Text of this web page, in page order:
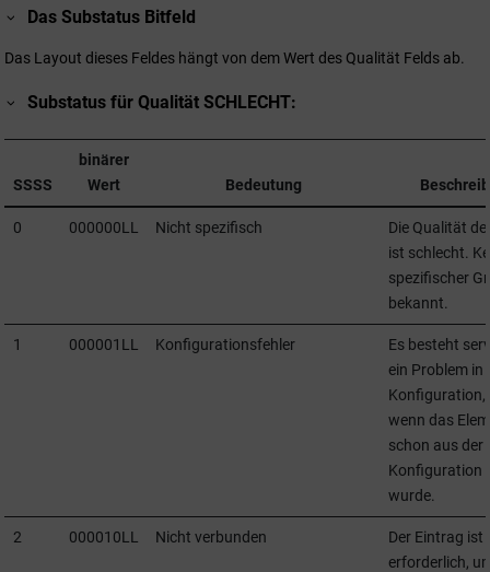
Das Substatus Bitfeld
Das Layout dieses Feldes hängt von dem Wert des Qualität Felds ab.
Substatus für Qualität SCHLECHT:
SSSS
binärer
Wert
Bedeutung
0 000000LL Nicht spezifisch
Die Qualität
ist schlecht.
spezifischer
bekannt.
1 000001LL Konfigurationsfehler
Es besteht
ein Problem in
Konfiguration,
wenn das
schon aus der
Konfiguration
wurde.
2 000010LL Nicht verbunden
Der Eintrag ist
erforderlich,